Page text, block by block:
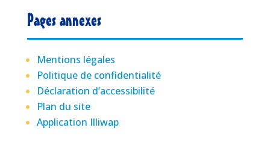
Pages annexes
Mentions légales
Politique de confidentialité
Déclaration d’accessibilité
Plan du site
Application Illiwap